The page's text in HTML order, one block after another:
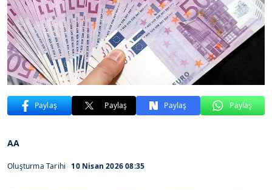
Paylaş Paylaş Paylaş Paylaş
AA
Oluşturma Tarihi 10 Nisan 2026 08:35